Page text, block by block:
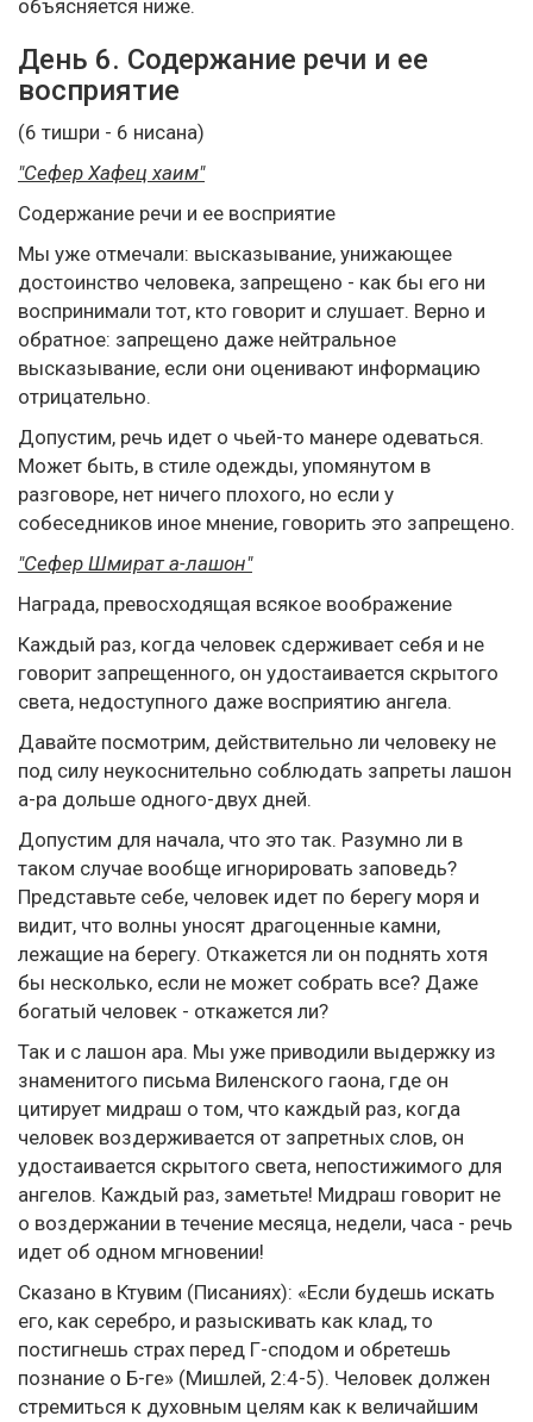
объясняется ниже.
День 6. Содержание речи и ее
восприятие
(6 тишри - 6 нисана)
"Сефер Хафец хаим"
Содержание речи и ее восприятие
Мы уже отмечали: высказывание, унижающее
достоинство человека, запрещено - как бы его ни
воспринимали тот, кто говорит и слушает. Верно и
обратное: запрещено даже нейтральное
высказывание, если они оценивают информацию
отрицательно.
Допустим, речь идет о чьей-то манере одеваться.
Может быть, в стиле одежды, упомянутом в
разговоре, нет ничего плохого, но если у
собеседников иное мнение, говорить это запрещено.
"Сефер Шмират а-лашон"
Награда, превосходящая всякое воображение
Каждый раз, когда человек сдерживает себя и не
говорит запрещенного, он удостаивается скрытого
света, недоступного даже восприятию ангела.
Давайте посмотрим, действительно ли человеку не
под силу неукоснительно соблюдать запреты лашон
а-ра дольше одного-двух дней.
Допустим для начала, что это так. Разумно ли в
таком случае вообще игнорировать заповедь?
Представьте себе, человек идет по берегу моря и
видит, что волны уносят драгоценные камни,
лежащие на берегу. Откажется ли он поднять хотя
бы несколько, если не может собрать все? Даже
богатый человек - откажется ли?
Так и с лашон ара. Мы уже приводили выдержку из
знаменитого письма Виленского гаона, где он
цитирует мидраш о том, что каждый раз, когда
человек воздерживается от запретных слов, он
удостаивается скрытого света, непостижимого для
ангелов. Каждый раз, заметьте! Мидраш говорит не
о воздержании в течение месяца, недели, часа - речь
идет об одном мгновении!
Сказано в Ктувим (Писаниях): «Если будешь искать
его, как серебро, и разыскивать как клад, то
постигнешь страх перед Г-сподом и обретешь
познание о Б-ге» (Мишлей, 2:4-5). Человек должен
стремиться к духовным целям как к величайшим